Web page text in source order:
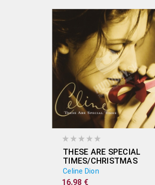
THESE ARE SPECIAL
TIMES/CHRISTMAS
Celine Dion
16.98 €